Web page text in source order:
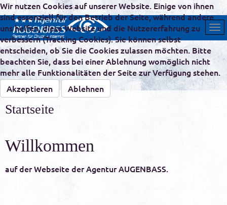
Startseite
Willkommen
auf der Webseite der Agentur AUGENBASS.
Wir nutzen Cookies auf unserer Website. Einige von ihnen
sind essenziell für den Betrieb der Seite, während andere
uns helfen, diese Website und die Nutzererfahrung zu
verbessern (Tracking Cookies). Sie können selbst
entscheiden, ob Sie die Cookies zulassen möchten. Bitte
beachten Sie, dass bei einer Ablehnung womöglich nicht
mehr alle Funktionalitäten der Seite zur Verfügung stehen.
Akzeptieren
Ablehnen